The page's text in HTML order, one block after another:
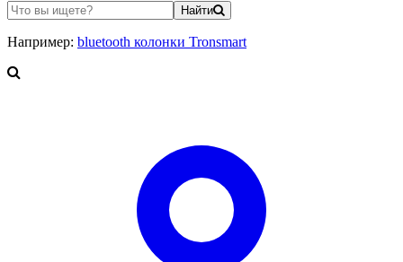
Найти
Например: bluetooth колонки Tronsmart